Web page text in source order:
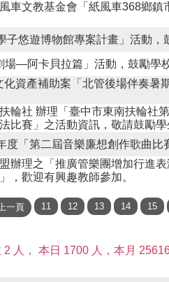
車文教基金會「紙風車368鄉鎮
子悠遊博物館專案計畫」活動，
場—阿卡貝拉篇」活動，鼓勵學
化資產補助案「北管後場伴奏暑
輪社 辦理「臺中市東南扶輪社
比賽」之活動資訊，敬請鼓勵
度「第二屆音樂廉想創作歌曲比
辦理之「推廣管樂團增加行進
，歡迎有興趣教師參加。
人， 本日 1700 人，本月